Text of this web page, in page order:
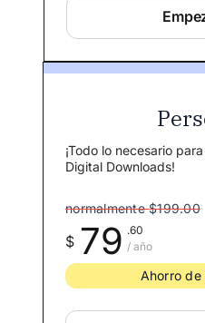
¡Todo lo necesario
Digital Downloads!
normalmente $199.00
$ 79 .60
/ año
Ahorro de